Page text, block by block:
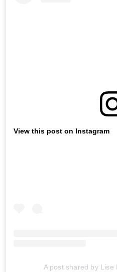
View this post on Instagram
A post shared by